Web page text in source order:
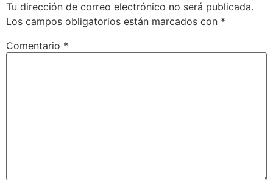
Tu dirección de correo electrónico no será publicada.
Los campos obligatorios están marcados con *
Comentario *